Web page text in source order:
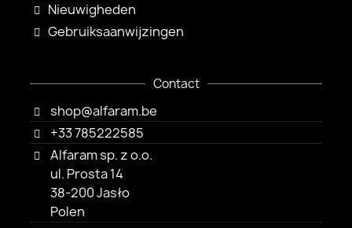
Nieuwigheden
Gebruiksaanwijzingen
Contact
shop@alfaram.be
+33 785222585
Alfaram sp. z o.o.
ul. Prosta 14
38-200 Jasło
Polen